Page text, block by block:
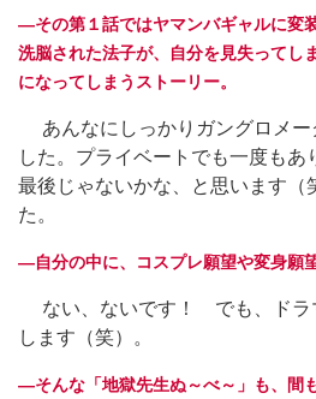
―その第１話ではヤマンバギャルに変
洗脳された法子が、自分を見失ってし
になってしまうストーリー。
あんなにしっかりガングロメー
した。プライベートでも一度も
最後じゃないかな、と思います（
た。
―自分の中に、コスプレ願望や変身願
ない、ないです！ でも、ドラ
します（笑）。
―そんな「地獄先生ぬ～べ～」も、間